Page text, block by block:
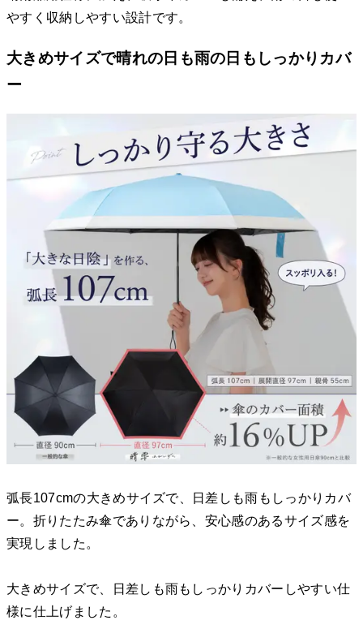
やすく収納しやすい設計です。
大きめサイズで晴れの日も雨の日もしっかりカバ
ー
弧長107cmの大きめサイズで、日差しも雨もしっかりカバ
ー。折りたたみ傘でありながら、安心感のあるサイズ感を
実現しました。
大きめサイズで、日差しも雨もしっかりカバーしやすい仕
様に仕上げました。